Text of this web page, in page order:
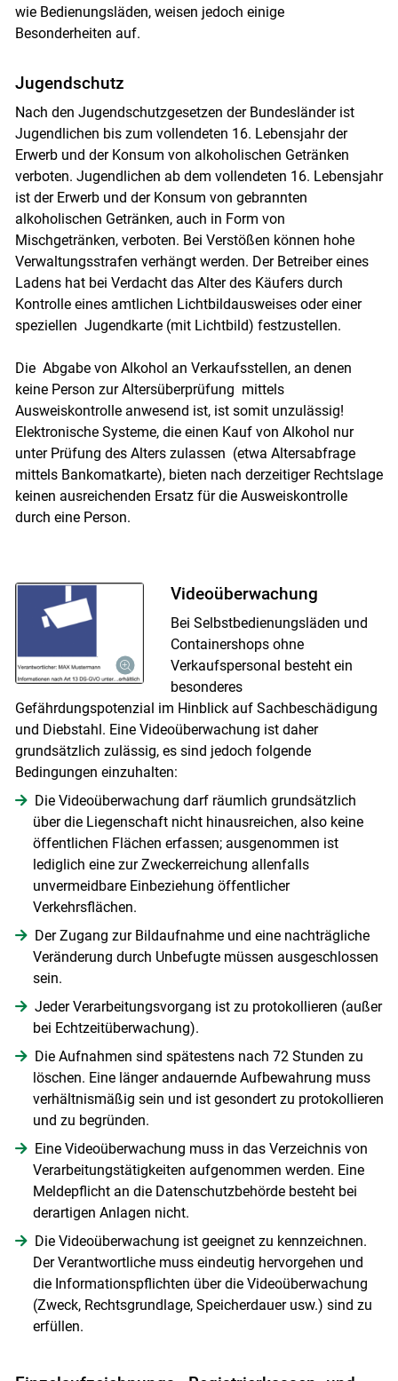
wie Bedienungsläden, weisen jedoch einige
Besonderheiten auf.
Jugendschutz
Nach den Jugendschutzgesetzen der Bundesländer ist
Jugendlichen bis zum vollendeten 16. Lebensjahr der
Erwerb und der Konsum von alkoholischen Getränken
verboten. Jugendlichen ab dem vollendeten 16. Lebensjahr
ist der Erwerb und der Konsum von gebrannten
alkoholischen Getränken, auch in Form von
Mischgetränken, verboten. Bei Verstößen können hohe
Verwaltungsstrafen verhängt werden. Der Betreiber eines
Ladens hat bei Verdacht das Alter des Käufers durch
Kontrolle eines amtlichen Lichtbildausweises oder einer
speziellen Jugendkarte (mit Lichtbild) festzustellen.
Die Abgabe von Alkohol an Verkaufsstellen, an denen
keine Person zur Altersüberprüfung mittels
Ausweiskontrolle anwesend ist, ist somit unzulässig!
Elektronische Systeme, die einen Kauf von Alkohol nur
unter Prüfung des Alters zulassen (etwa Altersabfrage
mittels Bankomatkarte), bieten nach derzeitiger Rechtslage
keinen ausreichenden Ersatz für die Ausweiskontrolle
durch eine Person.
Videoüberwachung
Bei Selbstbedienungsläden und
Containershops ohne
Verkaufspersonal besteht ein
besonderes
Gefährdungspotenzial im Hinblick auf Sachbeschädigung
und Diebstahl. Eine Videoüberwachung ist daher
grundsätzlich zulässig, es sind jedoch folgende
Bedingungen einzuhalten:
Die Videoüberwachung darf räumlich grundsätzlich
über die Liegenschaft nicht hinausreichen, also keine
öffentlichen Flächen erfassen; ausgenommen ist
lediglich eine zur Zweckerreichung allenfalls
unvermeidbare Einbeziehung öffentlicher
Verkehrsflächen.
Der Zugang zur Bildaufnahme und eine nachträgliche
Veränderung durch Unbefugte müssen ausgeschlossen
sein.
Jeder Verarbeitungsvorgang ist zu protokollieren (außer
bei Echtzeitüberwachung).
Die Aufnahmen sind spätestens nach 72 Stunden zu
löschen. Eine länger andauernde Aufbewahrung muss
verhältnismäßig sein und ist gesondert zu protokollieren
und zu begründen.
Eine Videoüberwachung muss in das Verzeichnis von
Verarbeitungstätigkeiten aufgenommen werden. Eine
Meldepflicht an die Datenschutzbehörde besteht bei
derartigen Anlagen nicht.
Die Videoüberwachung ist geeignet zu kennzeichnen.
Der Verantwortliche muss eindeutig hervorgehen und
die Informationspflichten über die Videoüberwachung
(Zweck, Rechtsgrundlage, Speicherdauer usw.) sind zu
erfüllen.